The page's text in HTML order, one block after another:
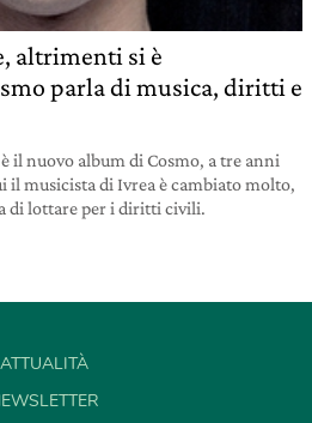
altrimenti si è
parla di musica, diritti e
il nuovo album di Cosmo, a tre anni
il musicista di Ivrea è cambiato molto,
di lottare per i diritti civili.
ATTUALITÀ